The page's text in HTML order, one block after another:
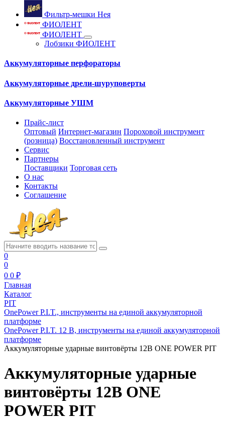
Фильтр-мешки Нея
ФИОЛЕНТ
ФИОЛЕНТ
Лобзики ФИОЛЕНТ
Аккумуляторные перфораторы
Аккумуляторные дрели-шуруповерты
Аккумуляторные УШМ
Прайс-лист
Оптовый Интернет-магазин Пороховой инструмент
(розница) Восстановленный инструмент
Сервис
Партнеры
Поставщики Торговая сеть
О нас
Контакты
Соглашение
0
0
0 0 ₽
Главная
Каталог
PIT
OnePower P.I.T., инструменты на единой аккумуляторной
платформе
OnePower P.I.T. 12 В, инструменты на единой аккумуляторной
платформе
Аккумуляторные ударные винтовёрты 12В ONE POWER PIT
Аккумуляторные ударные
винтовёрты 12В ONE
POWER PIT